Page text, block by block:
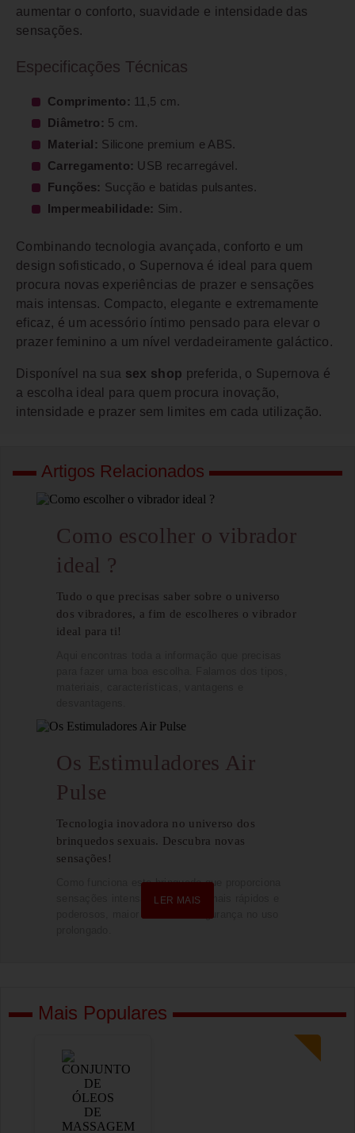
aumentar o conforto, suavidade e intensidade das
sensações.
Especificações Técnicas
Comprimento: 11,5 cm.
Diâmetro: 5 cm.
Material: Silicone premium e ABS.
Carregamento: USB recarregável.
Funções: Sucção e batidas pulsantes.
Impermeabilidade: Sim.
Combinando tecnologia avançada, conforto e um
design sofisticado, o Supernova é ideal para quem
procura novas experiências de prazer e sensações
mais intensas. Compacto, elegante e extremamente
eficaz, é um acessório íntimo pensado para elevar o
prazer feminino a um nível verdadeiramente galáctico.
Disponível na sua sex shop preferida, o Supernova é
a escolha ideal para quem procura inovação,
intensidade e prazer sem limites em cada utilização.
Artigos Relacionados
Como escolher o vibrador
ideal ?
Tudo o que precisas saber sobre o universo
dos vibradores, a fim de escolheres o vibrador
ideal para ti!
LER MAIS
Os Estimuladores Air
Pulse
Tecnologia inovadora no universo dos
brinquedos sexuais. Descubra novas
sensações!
Como funciona este brinquedo que proporciona
sensações intensas, orgasmos mais rápidos e
LER MAIS
Mais Populares